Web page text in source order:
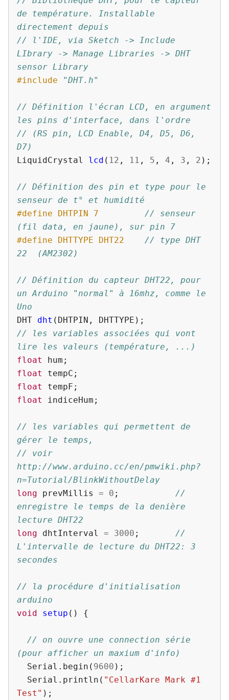
de température. Installable
directement depuis
// l'IDE, via Sketch -> Include
LIbrary -> Manage Libraries -> DHT
sensor Library
#include
"DHT.h"
// Définition l'écran LCD, en argument
les pins d'interface, dans l'ordre
// (RS pin, LCD Enable, D4, D5, D6,
D7)
LiquidCrystal
lcd ( 12 , 11 , 5 , 4 , 3 , 2 );
// Définition des pin et type pour le
senseur de t° et humidité
#define DHTPIN 7 // senseur
(fil data, en jaune), sur pin 7
#define DHTTYPE DHT22 // type DHT
22  (AM2302)
// Définition du capteur DHT22, pour
un Arduino "normal" à 16mhz, comme le
Uno
DHT dht ( DHTPIN , DHTTYPE );
// les variables associées qui vont
lire les valeurs (température, ...)
float
hum ;
float
tempC ;
float
tempF ;
float
indiceHum ;
// les variables qui permettent de
gérer le temps,
// voir
http://www.arduino.cc/en/pmwiki.php?
n=Tutorial/BlinkWithoutDelay
long
prevMillis = 0 ;
//
enregistre le temps de la denière
lecture DHT22
long
dhtInterval = 3000 ;
//
L'intervalle de lecture du DHT22: 3
secondes
// la procédure d'initialisation
arduino
void
setup () {
// on ouvre une connection série
(pour afficher un maxium d'info)
Serial . begin ( 9600 );
Serial . println ( "CellarKare Mark #1
Test" );